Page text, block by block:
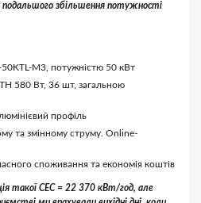
збільшення потужності
M3, потужністю 50 кВт
580 Вт, 36 шт, загальною
профіль
та змінному струму. Online-
споживання та економія коштів
такої СЕС = 22 370 кВт/год, але